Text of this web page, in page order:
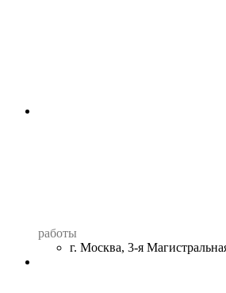
работы
г. Москва, 3-я